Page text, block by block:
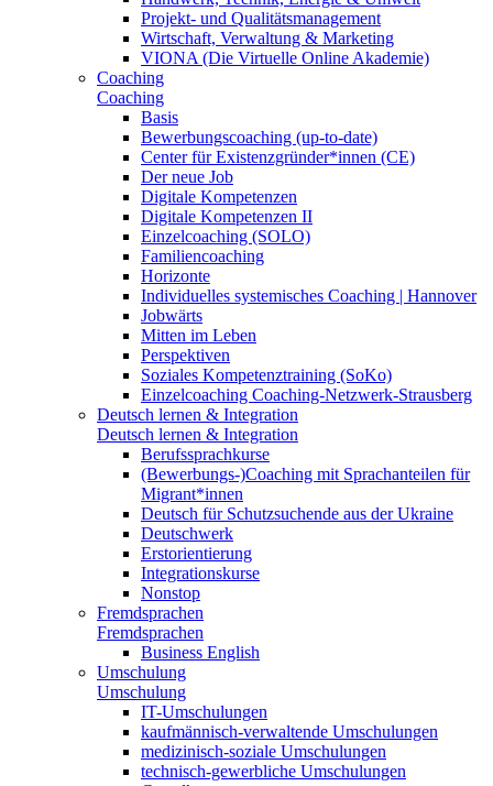
Projekt- und Qualitätsmanagement
Wirtschaft, Verwaltung & Marketing
VIONA (Die Virtuelle Online Akademie)
Coaching
Coaching
Basis
Bewerbungscoaching (up-to-date)
Center für Existenzgründer*innen (CE)
Der neue Job
Digitale Kompetenzen
Digitale Kompetenzen II
Einzelcoaching (SOLO)
Familiencoaching
Horizonte
Individuelles systemisches Coaching | Hannover
Jobwärts
Mitten im Leben
Perspektiven
Soziales Kompetenztraining (SoKo)
Einzelcoaching Coaching-Netzwerk-Strausberg
Deutsch lernen & Integration
Deutsch lernen & Integration
Berufssprachkurse
(Bewerbungs-)Coaching mit Sprachanteilen für
Migrant*innen
Deutsch für Schutzsuchende aus der Ukraine
Deutschwerk
Erstorientierung
Integrationskurse
Nonstop
Fremdsprachen
Fremdsprachen
Business English
Umschulung
Umschulung
IT-Umschulungen
kaufmännisch-verwaltende Umschulungen
medizinisch-soziale Umschulungen
technisch-gewerbliche Umschulungen